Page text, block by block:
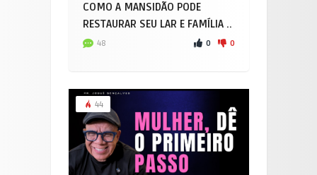
COMO A MANSIDÃO PODE
RESTAURAR SEU LAR E FAMÍLIA ..
48 0 0
44